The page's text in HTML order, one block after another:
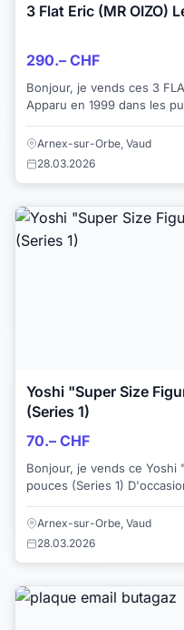
3 Flat Eric (MR OIZO)
290.– CHF
Bonjour, je vends ces 3
Apparu en 1999 dans les
Arnex-sur-Orbe, Vaud
28.03.2026
Yoshi "Super Size
(Series 1)
70.– CHF
Bonjour, je vends ce Yoshi
pouces (Series 1) D'occasion, il a été ouvert, exposé, et remis
Arnex-sur-Orbe, Vaud
28.03.2026